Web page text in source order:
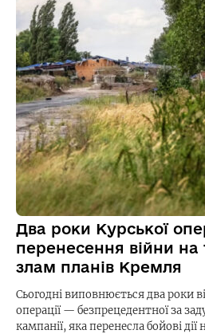
Два роки Курської
перенесення війни
злам планів Кремля
Сьогодні виповнюється два роки
операції — безпрецедентної за
кампанії, яка перенесла бойові